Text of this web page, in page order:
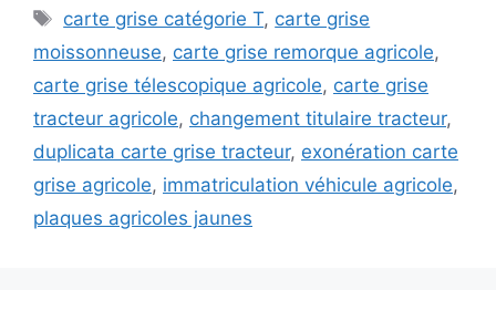
Étiquettes
carte grise catégorie T, carte grise
moissonneuse, carte grise remorque agricole,
carte grise télescopique agricole, carte grise
tracteur agricole, changement titulaire tracteur,
duplicata carte grise tracteur, exonération carte
grise agricole, immatriculation véhicule agricole,
plaques agricoles jaunes